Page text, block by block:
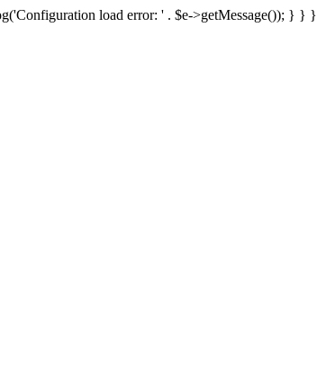
load error: ' . $e->getMessage()); } } }